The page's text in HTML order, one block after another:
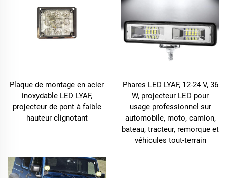
Plaque de montage en acier
inoxydable LED LYAF,
projecteur de pont à faible
hauteur clignotant
Phares LED LYAF, 12-24 V, 36
W, projecteur LED pour
usage professionnel sur
automobile, moto, camion,
bateau, tracteur, remorque et
véhicules tout-terrain